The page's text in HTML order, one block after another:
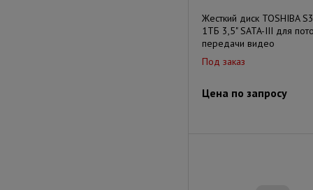
Жесткий диск TOSHIBA
1ТБ 3,5" SATA-III для
передачи видео
Под заказ
Цена по запросу